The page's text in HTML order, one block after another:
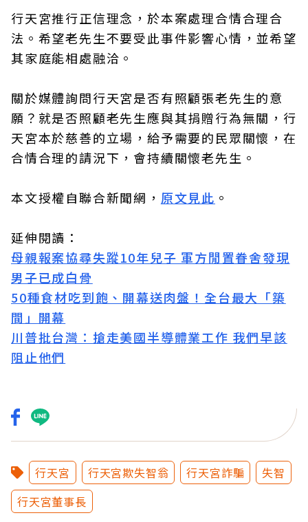
行天宮推行正信理念，於本案處理合情合理合
法。希望老先生不要受此事件影響心情，並希望
其家庭能相處融洽。
關於媒體詢問行天宮是否有照顧張老先生的意
願？就是否照顧老先生應與其捐贈行為無關，行
天宮本於慈善的立場，給予需要的民眾關懷，在
合情合理的請況下，會持續關懷老先生。
本文授權自聯合新聞網， 原文見此 。
延伸閱讀：
母親報案協尋失蹤10年兒子 軍方閒置眷舍發現
男子已成白骨
50種食材吃到飽、開幕送肉盤！全台最大「築
間」開幕
川普批台灣：搶走美國半導體業工作 我們早該
阻止他們
行天宮 行天宮欺失智翁 行天宮詐騙
失智
行天宮董事長